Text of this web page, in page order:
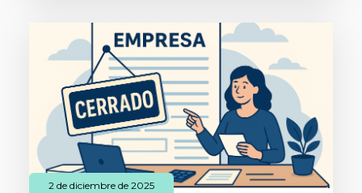
2 de diciembre de 2025